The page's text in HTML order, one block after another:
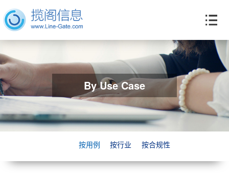
By Use Case
按用例 按行业 按合规性